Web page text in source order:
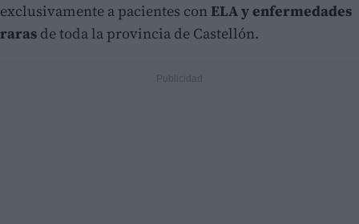
exclusivamente a pacientes conELA y enfermedades
raras de toda la provincia de Castellón.